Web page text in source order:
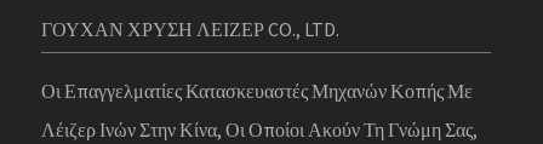
ΓΟΥΧΑΝ ΧΡΥΣΗ ΛΕΙΖΕΡ CO., LTD.
Οι Επαγγελματίες Κατασκευαστές Μηχανών Κοπής Με
Λέιζερ Ινών Στην Κίνα, Οι Οποίοι Ακούν Τη Γνώμη Σας,